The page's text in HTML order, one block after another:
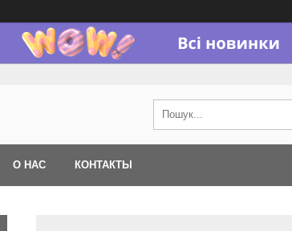
О НАС КОНТАКТЫ